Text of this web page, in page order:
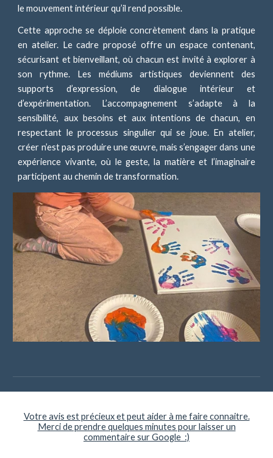
le mouvement intérieur qu’il rend possible.
Cette approche se déploie concrètement dans la pratique
en atelier. Le cadre proposé offre un espace contenant,
sécurisant et bienveillant, où chacun est invité à explorer à
son rythme. Les médiums artistiques deviennent des
supports d’expression, de dialogue intérieur et
d’expérimentation. L’accompagnement s’adapte à la
sensibilité, aux besoins et aux intentions de chacun, en
respectant le processus singulier qui se joue. En atelier,
créer n’est pas produire une œuvre, mais s’engager dans une
expérience vivante, où le geste, la matière et l’imaginaire
participent au chemin de transformation.
Votre avis est précieux et peut aider à me faire connaitre.
Merci de prendre quelques minutes pour laisser un
commentaire sur Google :)